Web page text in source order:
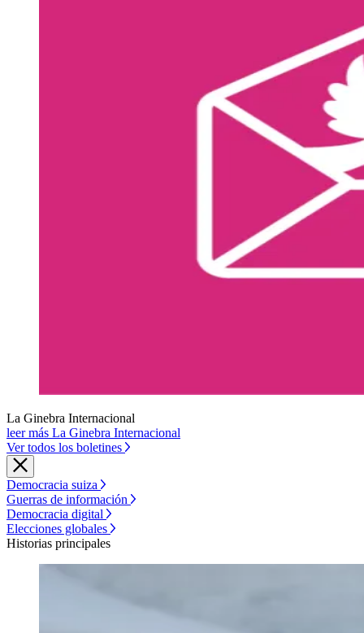
La Ginebra Internacional
leer más La Ginebra Internacional
Ver todos los boletines
Democracia suiza
Guerras de información
Democracia digital
Elecciones globales
Historias principales